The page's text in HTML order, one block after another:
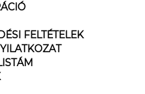
FELTÉTELEK